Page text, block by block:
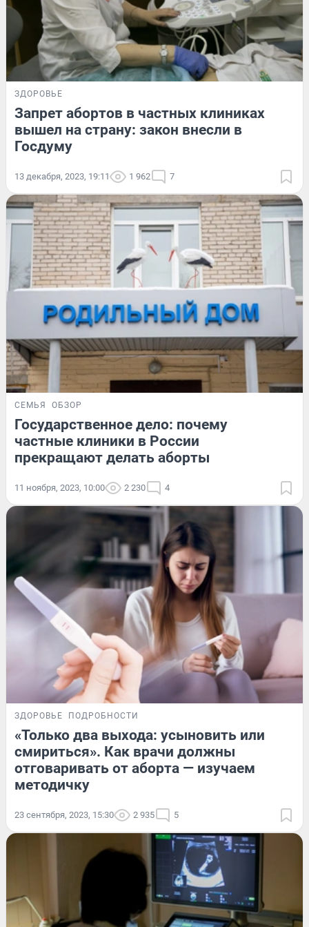
ЗДОРОВЬЕ
Запрет абортов в частных клиниках
вышел на страну: закон внесли в
Госдуму
13 декабря, 2023, 19:11 1 962 7
СЕМЬЯ ОБЗОР
Государственное дело: почему
частные клиники в России
прекращают делать аборты
11 ноября, 2023, 10:00 2 230 4
ЗДОРОВЬЕ ПОДРОБНОСТИ
«Только два выхода: усыновить или
смириться». Как врачи должны
отговаривать от аборта — изучаем
методичку
23 сентября, 2023, 15:30 2 935 5